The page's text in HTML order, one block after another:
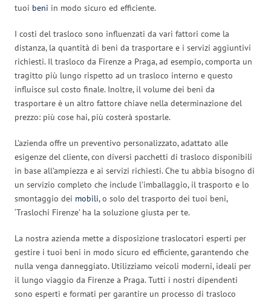
tuoi beni in modo sicuro ed efficiente.
I costi del trasloco sono influenzati da vari fattori come la
distanza, la quantità di beni da trasportare e i servizi aggiuntivi
richiesti. Il trasloco da Firenze a Praga, ad esempio, comporta un
tragitto più lungo rispetto ad un trasloco interno e questo
influisce sul costo finale. Inoltre, il volume dei beni da
trasportare è un altro fattore chiave nella determinazione del
prezzo: più cose hai, più costerà spostarle.
L’azienda offre un preventivo personalizzato, adattato alle
esigenze del cliente, con diversi pacchetti di trasloco disponibili
in base all’ampiezza e ai servizi richiesti. Che tu abbia bisogno di
un servizio completo che include l’imballaggio, il trasporto e lo
smontaggio dei mobili, o solo del trasporto dei tuoi beni,
‘Traslochi Firenze’ ha la soluzione giusta per te.
La nostra azienda mette a disposizione traslocatori esperti per
gestire i tuoi beni in modo sicuro ed efficiente, garantendo che
nulla venga danneggiato. Utilizziamo veicoli moderni, ideali per
il lungo viaggio da Firenze a Praga. Tutti i nostri dipendenti
sono esperti e formati per garantire un processo di trasloco